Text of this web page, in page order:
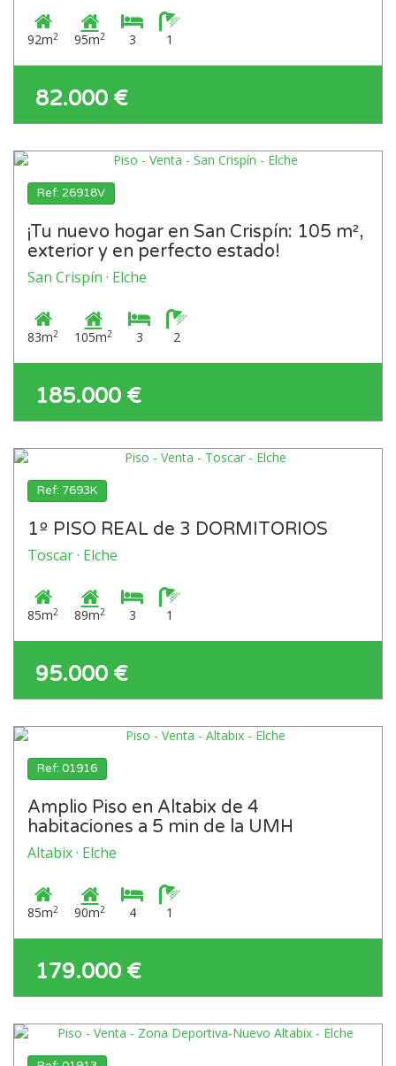
92m2 95m2 3 1
82.000 €
Ref: 26918V
¡Tu nuevo hogar en San Crispín: 105 m²,
exterior y en perfecto estado!
San Crispín · Elche
83m2 105m2 3 2
185.000 €
Ref: 7693K
1º PISO REAL de 3 DORMITORIOS
Toscar · Elche
85m2 89m2 3 1
95.000 €
Ref: 01916
Amplio Piso en Altabix de 4
habitaciones a 5 min de la UMH
Altabix · Elche
85m2 90m2 4 1
179.000 €